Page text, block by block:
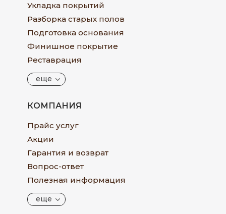
Укладка покрытий
Разборка старых полов
Подготовка основания
Финишное покрытие
Реставрация
еще
КОМПАНИЯ
Прайс услуг
Акции
Гарантия и возврат
Вопрос-ответ
Полезная информация
еще